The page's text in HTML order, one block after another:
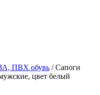
ПВХ обувь / Сапоги
цвет белый